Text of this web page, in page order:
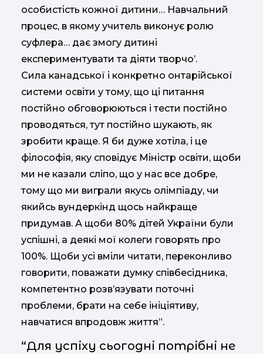
особистість кожної дитини… Навчальний
процес, в якому учитель виконує ролю
суфлера… дає змогу дитині
експериментувати та діяти творчо’.
Сила канадської і конкретно онтарійської
системи освіти у тому, що ці питання
постійно обговорюються і тести постійно
проводяться, тут постійно шукають, як
зробити краще. Я би дуже хотіла, і це
філософія, яку сповідує Міністр освіти, щоби
ми не казали сліпо, що у нас все добре,
тому що ми виграли якусь олімпіаду, чи
якийсь вундеркінд щось найкраще
придумав. А щоби 80% дітей України були
успішні, а деякі мої колеги говорять про
100%. Щоби усі вміли читати, переконливо
говорити, поважати думку співбесідника,
компетентно розв’язувати поточні
проблеми, брати на себе ініціятиву,
навчатися впродовж життя”.
“Для успіху сьогодні потрібні не